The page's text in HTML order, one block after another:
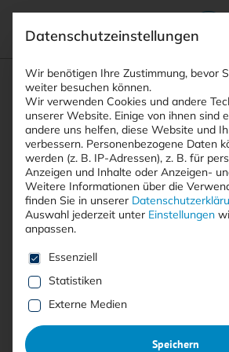
Suchfeld
Suchen
Breadcrumb-Navigation
STARTSEITE
ARTIKEL
SIEBEN SCHRITTE ZUR UMSETZUNG
Inhaltsverzeichnis
Mit <kes>+ lesen
Sieben Schritte zur
Datenschutzeinstellungen
Wir benötigen Ihre Zustimmung, bevor
weiter besuchen können.
Wir verwenden Cookies und andere
unserer Website. Einige von ihnen sind
andere uns helfen, diese Website und
verbessern. Personenbezogene Daten
werden (z. B. IP-Adressen), z. B. für
Anzeigen und Inhalte oder Anzeigen-
Weitere Informationen über die
finden Sie in unserer
Auswahl jederzeit unter Einstellungen
anpassen.
Es folgt eine Liste der Service-
Essenziell
Statistiken
Externe Medien
Speichern